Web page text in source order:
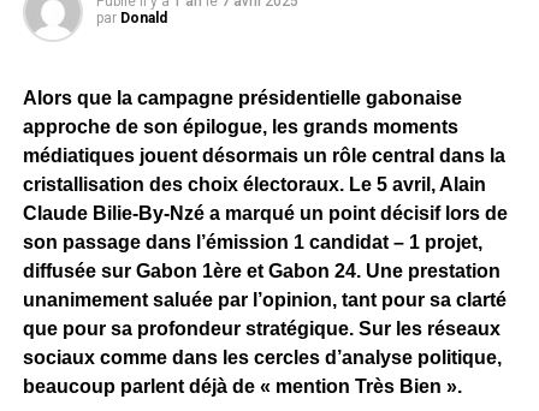
par Donald
Alors que la campagne présidentielle gabonaise
approche de son épilogue, les grands moments
médiatiques jouent désormais un rôle central dans la
cristallisation des choix électoraux. Le 5 avril, Alain
Claude Bilie-By-Nzé a marqué un point décisif lors de
son passage dans l’émission 1 candidat – 1 projet,
diffusée sur Gabon 1ère et Gabon 24. Une prestation
unanimement saluée par l’opinion, tant pour sa clarté
que pour sa profondeur stratégique. Sur les réseaux
sociaux comme dans les cercles d’analyse politique,
beaucoup parlent déjà de « mention Très Bien ».